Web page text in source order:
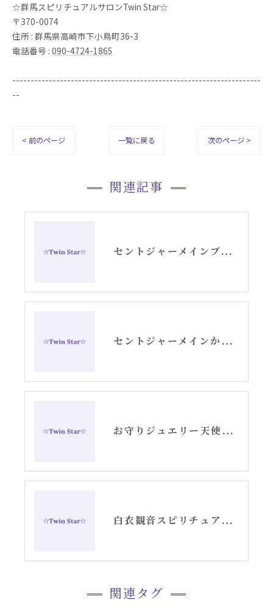
☆群馬スピリチュアルサロンTwin Star☆
〒370-0074
住所 : 群馬県高崎市下小鳥町36-3
電話番号 : 090-4724-1865
--------------------------------------------------------------------
--
< 前のページ 一覧に戻る 次のページ >
関連記事
セントジャーメインブレッシングカードGSVFグリッド
セントジャーメインからのメッセージ・水瓶座新月アリーシャ
お守りジュエリー天使の羽根シルバーピアス
白衣観音スピリチュアル女神開花チーム活動記録YouTube②
関連タグ